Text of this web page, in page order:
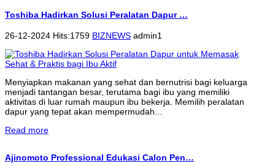
Toshiba Hadirkan Solusi Peralatan Dapur …
26-12-2024 Hits:1759 BIZNEWS admin1
Menyiapkan makanan yang sehat dan bernutrisi bagi keluarga
menjadi tantangan besar, terutama bagi ibu yang memiliki
aktivitas di luar rumah maupun ibu bekerja. Memilih peralatan
dapur yang tepat akan mempermudah...
Read more
Ajinomoto Professional Edukasi Calon Pen…